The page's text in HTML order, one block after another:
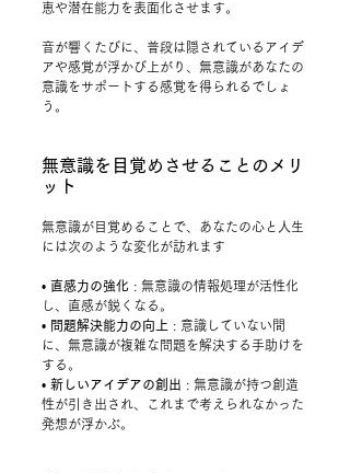
恵や潜在能力を表面化させます。
音が響くたびに、普段は隠されているアイデ
アや感覚が浮かび上がり、無意識があなたの
意識をサポートする感覚を得られるでしょ
う。
無意識を目覚めさせることのメリ
ット
無意識が目覚めることで、あなたの心と人生
には次のような変化が訪れます
• 直感力の強化 : 無意識の情報処理が活性化
し、直感が鋭くなる。
• 問題解決能力の向上 : 意識していない間
に、無意識が複雑な問題を解決する手助けを
する。
• 新しいアイデアの創出 : 無意識が持つ創造
性が引き出され、これまで考えられなかった
発想が浮かぶ。